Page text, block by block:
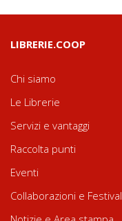
LIBRERIE.COOP
Chi siamo
Le Librerie
Servizi e vantaggi
Raccolta punti
Eventi
Collaborazioni e Festival